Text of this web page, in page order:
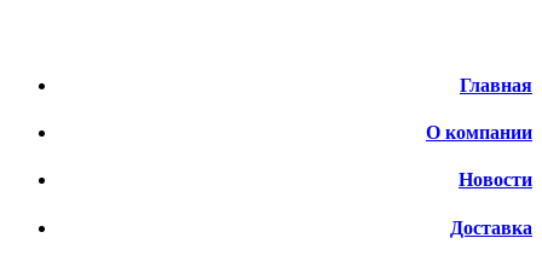
Главная
О компании
Новости
Доставка